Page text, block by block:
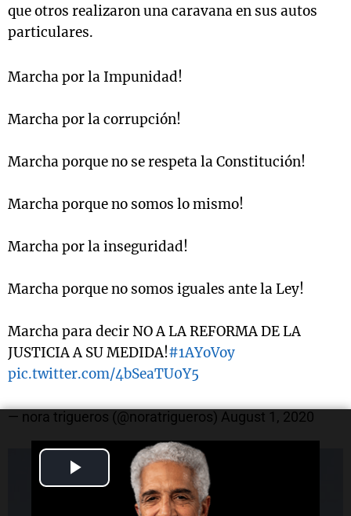
Play
Video
que otros realizaron una caravana en sus autos
particulares.
Marcha por la Impunidad!
Marcha por la corrupción!
Marcha porque no se respeta la Constitución!
Marcha porque no somos lo mismo!
Marcha por la inseguridad!
Marcha porque no somos iguales ante la Ley!
Marcha para decir NO A LA REFORMA DE LA
JUSTICIA A SU MEDIDA!#1AYoVoy
pic.twitter.com/4bSeaTU0Y5
— nora trigueros (@noratrigueros) August 1, 2020